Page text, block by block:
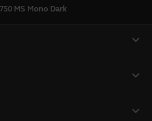
MS Mono Dark
expand_more
expand_more
expand_more